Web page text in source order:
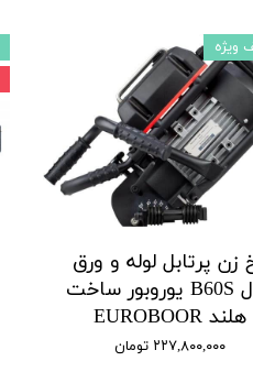
زن پرتابل لوله و ورق
مدل B60S یوروبور ساخت
هلند EUROBOOR
۲۲۷,۸۰۰,۰۰۰ تومان
ویژه